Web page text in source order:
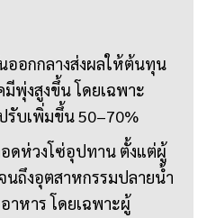
ออกกลางส่งผลให้ต้นทุน
พุ่งสูงขึ้น โดยเฉพาะ
รับเพิ่มขึ้น 50–70%
ดห่วงโซ่อุปทาน ตั้งแต่ผู้
นถึงอุตสาหกรรมปลายน้ำ
หาร โดยเฉพาะผู้